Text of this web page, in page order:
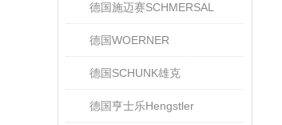
德国施迈赛SCHMERSAL
德国WOERNER
德国SCHUNK雄克
德国亨士乐Hengstler